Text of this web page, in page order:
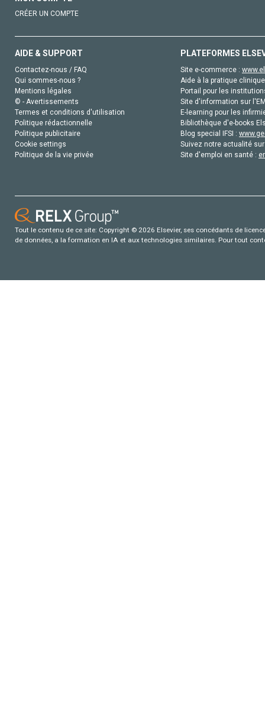
CRÉER UN COMPTE
AIDE & SUPPORT
Contactez-nous / FAQ
Qui sommes-nous ?
Mentions légales
© - Avertissements
Termes et conditions d'utilisation
Politique rédactionnelle
Politique publicitaire
Cookie settings
Politique de la vie privée
PLATEFORMES
Site e-commerce :
Aide à la pratique
Portail pour les
Site d'information sur
E-learning pour les
Bibliothèque d'e-books
Blog special IFSI :
Suivez notre actualité
Site d'emploi en santé :
Tout le contenu de ce site: Copyright © 2026 Elsevier, ses concédants de
de données, a la formation en IA et aux technologies similaires. Pour tout